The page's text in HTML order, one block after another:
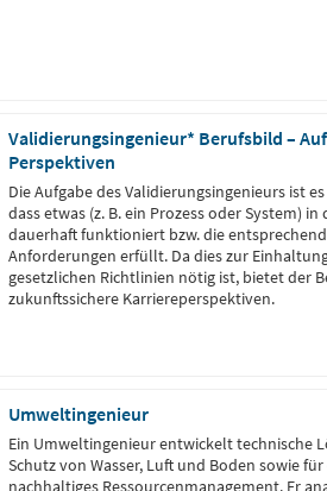
Validierungsingenieur* Berufsbild –
Perspektiven
Die Aufgabe des Validierungsingenieurs ist
dass etwas (z. B. ein Prozess oder System) in
dauerhaft funktioniert bzw. die
Anforderungen erfüllt. Da dies zur
gesetzlichen Richtlinien nötig ist, bietet der
zukunftssichere Karriereperspektiven.
Umweltingenieur
Ein Umweltingenieur entwickelt technische
Schutz von Wasser, Luft und Boden sowie für
nachhaltiges Ressourcenmanagement. Er